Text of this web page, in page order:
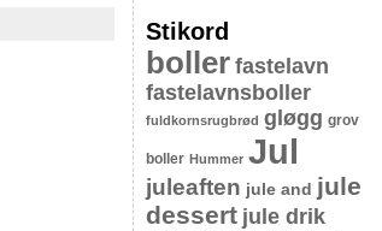
Stikord
boller fastelavn
fastelavnsboller
fuldkornsrugbrød gløgg grov
boller Hummer Jul
juleaften jule and jule
dessert jule drik